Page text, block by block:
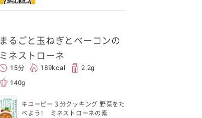
まるごと玉ねぎとベーコンの
ミネストローネ
15分 189kcal
2.2g
140g
キユーピー３分クッキング 野菜をた
べよう！ ミネストローネの素